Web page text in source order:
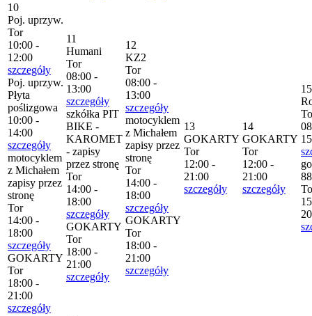
10
Poj. uprzyw.
Tor
10:00 -
12:00
szczegóły
Poj. uprzyw.
Płyta
poślizgowa
10:00 -
14:00
szczegóły
motocyklem
z Michałem
zapisy przez
stronę
Tor
14:00 -
18:00
szczegóły
GOKARTY
Tor
18:00 -
21:00
szczegóły
11
Humani
Tor
08:00 -
13:00
szczegóły
szkółka PIT
BIKE -
KAROMET
- zapisy
przez stronę
Tor
14:00 -
18:00
szczegóły
GOKARTY
Tor
18:00 -
21:00
szczegóły
12
KZ2
Tor
08:00 -
13:00
szczegóły
motocyklem
z Michałem
zapisy przez
stronę
Tor
14:00 -
18:00
szczegóły
GOKARTY
Tor
18:00 -
21:00
szczegóły
13
GOKARTY
Tor
12:00 -
21:00
szczegóły
14
GOKARTY
Tor
12:00 -
21:00
szczegóły
15